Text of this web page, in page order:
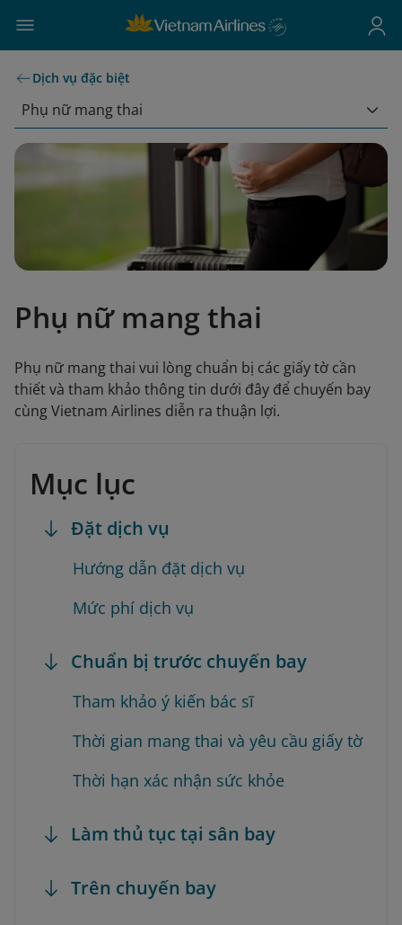
Dịch vụ đặc biệt
Phụ nữ mang thai
Phụ nữ mang thai
Phụ nữ mang thai vui lòng chuẩn bị các giấy tờ cần
thiết và tham khảo thông tin dưới đây để chuyến bay
cùng Vietnam Airlines diễn ra thuận lợi.
Mục lục
Đặt dịch vụ
Hướng dẫn đặt dịch vụ
Mức phí dịch vụ
Chuẩn bị trước chuyến bay
Tham khảo ý kiến bác sĩ
Thời gian mang thai và yêu cầu giấy tờ
Thời hạn xác nhận sức khỏe
Làm thủ tục tại sân bay
Trên chuyến bay